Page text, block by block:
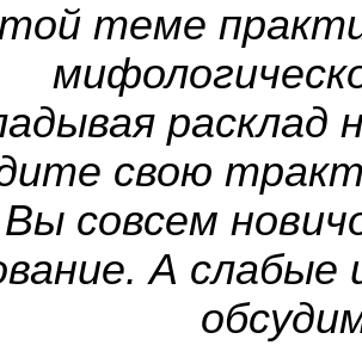
теме
расклад
свою
совсем
А